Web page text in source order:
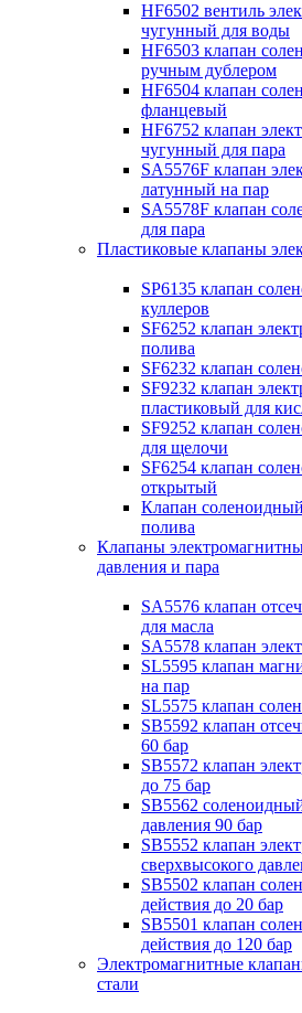
HF6502 вентиль
чугунный для воды
HF6503 клапан
ручным дублером
HF6504 клапан
фланцевый
HF6752 клапан
чугунный для пара
SA5576F клапан
латунный на пар
SA5578F клапан
для пара
Пластиковые клапаны
SP6135 клапан
куллеров
SF6252 клапан
полива
SF6232 клапан
SF9232 клапан
пластиковый для
SF9252 клапан
для щелочи
SF6254 клапан
открытый
Клапан
полива
Клапаны
давления и пара
SA5576 клапан
для масла
SA5578 клапан
SL5595 клапан
на пар
SL5575 клапан
SB5592 клапан
60 бар
SB5572 клапан
до 75 бар
SB5562
давления 90 бар
SB5552 клапан
сверхвысокого
SB5502 клапан
действия до 20 бар
SB5501 клапан
действия до 120 бар
Электромагнитные
стали